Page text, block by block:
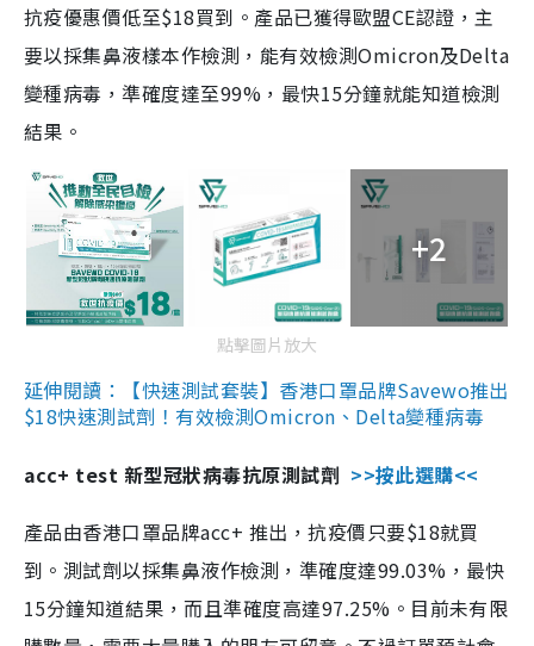
抗疫優惠價低至$18買到。產品已獲得歐盟CE認證，主
要以採集鼻液樣本作檢測，能有效檢測Omicron及Delta
變種病毒，準確度達至99%，最快15分鐘就能知道檢測
結果。
+2
點擊圖片放大
延伸閱讀：【快速測試套裝】香港口罩品牌Savewo推出
$18快速測試劑！有效檢測Omicron、Delta變種病毒
acc+ test 新型冠狀病毒抗原測試劑 >>按此選購<<
產品由香港口罩品牌acc+ 推出，抗疫價只要$18就買
到。測試劑以採集鼻液作檢測，準確度達99.03%，最快
15分鐘知道結果，而且準確度高達97.25%。目前未有限